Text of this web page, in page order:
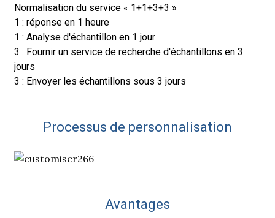
Normalisation du service « 1+1+3+3 »
1 : réponse en 1 heure
1 : Analyse d'échantillon en 1 jour
3 : Fournir un service de recherche d'échantillons en 3
jours
3 : Envoyer les échantillons sous 3 jours
Processus de personnalisation
Avantages